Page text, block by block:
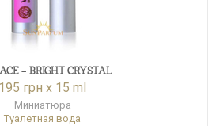
- BRIGHT CRYSTAL
195 грн x 15 ml
Миниатюра
Туалетная вода